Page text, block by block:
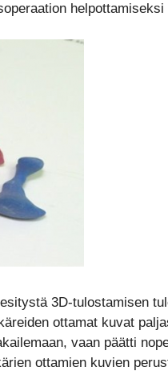
helpottamiseksi
3D-tulostamisen
ottamat kuvat
vaan päätti
ottamien kuvien